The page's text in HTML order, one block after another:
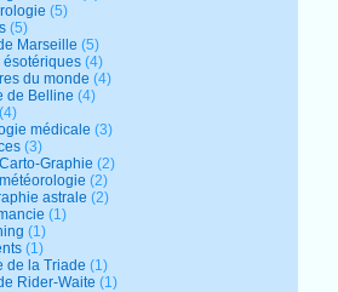
(5)
(5)
Marseille (5)
ésotériques (4)
du monde (4)
de Belline (4)
médicale (3)
(3)
Graphie (2)
(2)
astrale (2)
(1)
(1)
(1)
de la Triade (1)
Rider-Waite (1)